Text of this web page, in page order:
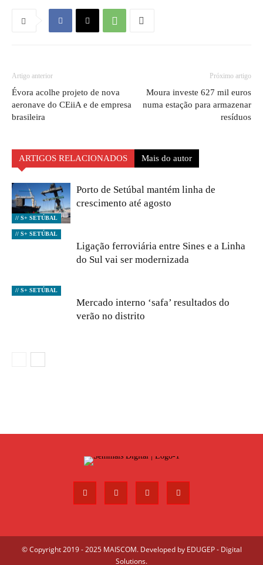
Artigo anterior
Évora acolhe projeto de nova
aeronave do CEiiA e de empresa
brasileira
Próximo artigo
Moura investe 627 mil euros
numa estação para armazenar
resíduos
ARTIGOS RELACIONADOS Mais do autor
// S+ SETÚBAL
Porto de Setúbal mantém linha de
crescimento até agosto
// S+ SETÚBAL
Ligação ferroviária entre Sines e a Linha
do Sul vai ser modernizada
// S+ SETÚBAL
Mercado interno ‘safa’ resultados do
verão no distrito
© Copyright 2019 - 2025 MAISCOM. Developed by EDUGEP - Digital
Solutions.